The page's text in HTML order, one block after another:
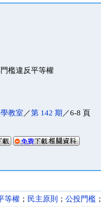
檻違反平等權
教室 ／第 142 期 ／6-8 頁
等權 ； 民主原則 ； 公投門檻